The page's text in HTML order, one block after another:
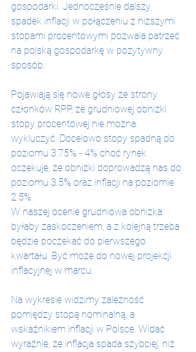
gospodarki. Jednocześnie dalszy
spadek inflacji w połączeniu z niższymi
stopami procentowymi pozwala patrzeć
na polską gospodarkę w pozytywny
sposób.
Pojawiają się nowe głosy ze strony
członków RPP, że grudniowej obniżki
stopy procentowej nie można
wykluczyć. Docelowo stopy spadną do
poziomu 3.75% - 4% choć rynek
oczekuje, że obniżki doprowadzą nas do
poziomu 3.5% oraz inflacji na poziomie
2.5%.
W naszej ocenie grudniowa obniżka
byłaby zaskoczeniem, a z kolejną trzeba
będzie poczekać do pierwszego
kwartału. Być może do nowej projekcji
inflacyjnej w marcu.
Na wykresie widzimy zależność
pomiędzy stopą nominalną, a
wskaźnikiem inflacji w Polsce. Widać
wyraźnie, że inflacja spada szybciej, niż